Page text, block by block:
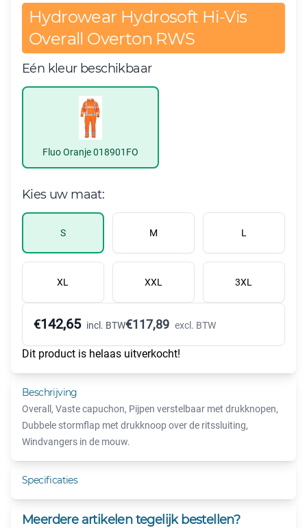
Hydrowear Hydrosoft Hi-Vis
Overall Overton RWS
Eén kleur beschikbaar
Fluo Oranje 018901FO
Kies uw maat:
S M L
XL XXL 3XL
€142,65 incl. BTW€117,89 excl. BTW
Dit product is helaas uitverkocht!
Beschrijving
Overall, Vaste capuchon, Pijpen verstelbaar met drukknopen,
Dubbele stormflap met drukknoop over de ritssluiting,
Windvangers in de mouw.
Specificaties
Meerdere artikelen tegelijk bestellen?